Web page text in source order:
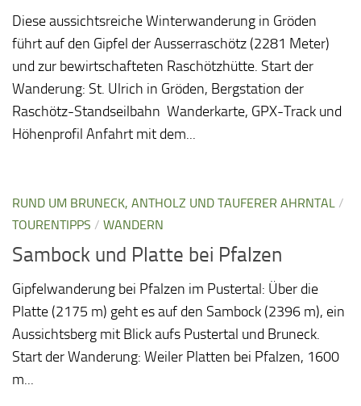
Diese aussichtsreiche Winterwanderung in Gröden
führt auf den Gipfel der Ausserraschötz (2281 Meter)
und zur bewirtschafteten Raschötzhütte. Start der
Wanderung: St. Ulrich in Gröden, Bergstation der
Raschötz-Standseilbahn Wanderkarte, GPX-Track und
Höhenprofil Anfahrt mit dem...
RUND UM BRUNECK, ANTHOLZ UND TAUFERER AHRNTAL /
TOURENTIPPS / WANDERN
Sambock und Platte bei Pfalzen
Gipfelwanderung bei Pfalzen im Pustertal: Über die
Platte (2175 m) geht es auf den Sambock (2396 m), ein
Aussichtsberg mit Blick aufs Pustertal und Bruneck.
Start der Wanderung: Weiler Platten bei Pfalzen, 1600
m...